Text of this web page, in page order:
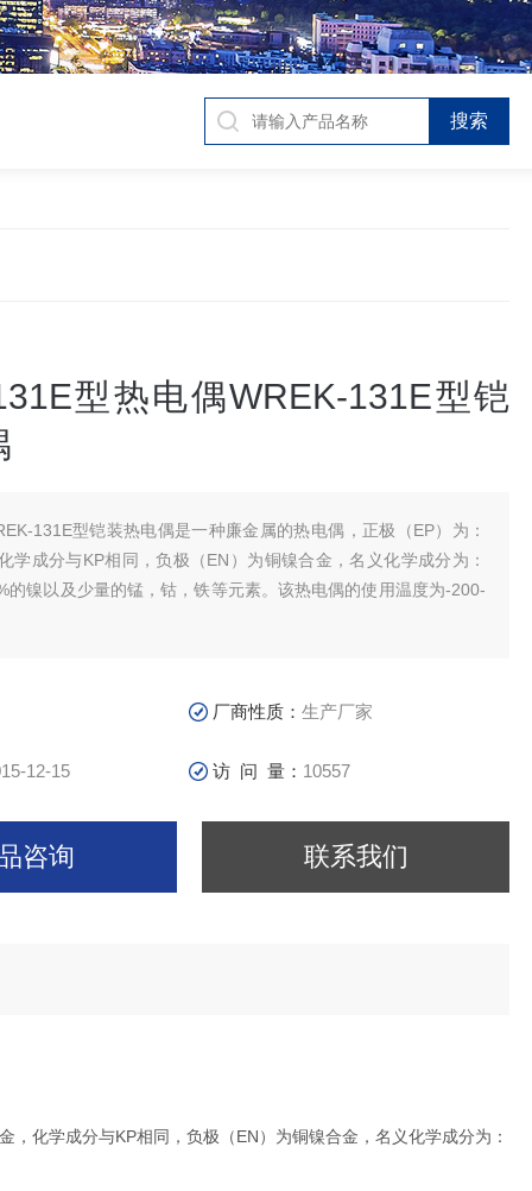
型热电偶WREK-131E型铠
131E型铠装热电偶是一种廉金属的热电偶，正极（EP）为：
学成分与KP相同，负极（EN）为铜镍合金，名义化学成分为：
的镍以及少量的锰，钴，铁等元素。该热电偶的使用温度为-200-
厂商性质：生产厂家
12-15 访 问 量： 10557
咨询 联系我们
化学成分与KP相同，负极（EN）为铜镍合金，名义化学成分为：